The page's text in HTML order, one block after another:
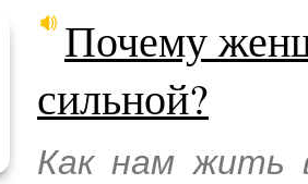
Почему
сильной?
Как нам жить